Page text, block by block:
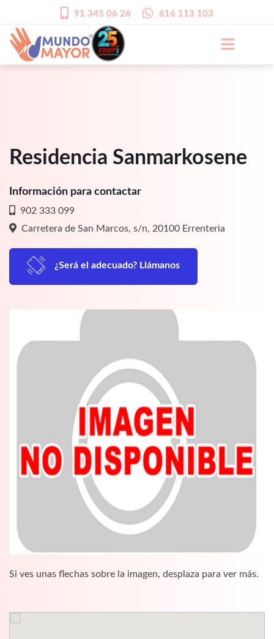
91 345 06 26 616 113 103
Residencia Sanmarkosene
Información para contactar
902 333 099
Carretera de San Marcos, s/n, 20100 Errenteria
¿Será el adecuado? Llámanos
Si ves unas flechas sobre la imagen, desplaza para ver más.